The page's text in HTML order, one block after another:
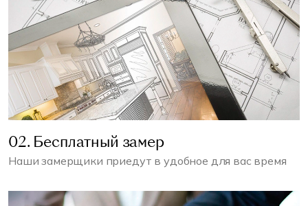
02. Бесплатный замер
Наши замерщики приедут в удобное для вас время